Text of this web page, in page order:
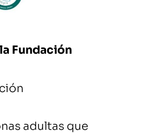
Fundación
adultas que